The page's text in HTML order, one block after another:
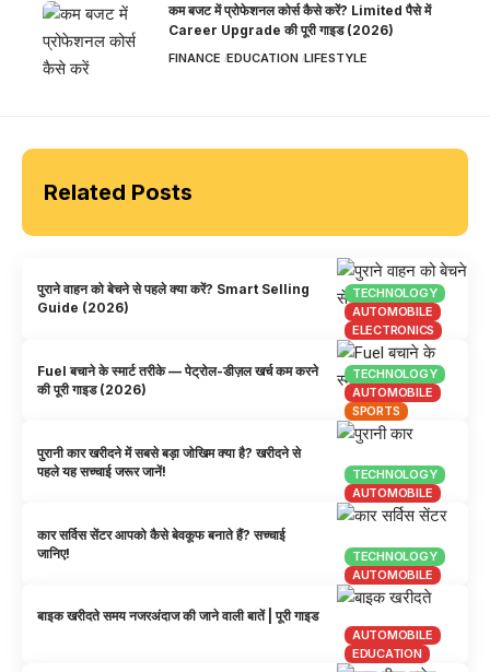
कम बजट में प्रोफेशनल कोर्स कैसे करें? Limited पैसे में
Career Upgrade की पूरी गाइड (2026)
FINANCE EDUCATION LIFESTYLE
Related Posts
TECHNOLOGY
AUTOMOBILE
ELECTRONICS
पुराने वाहन को बेचने से पहले क्या करें? Smart Selling
Guide (2026)
TECHNOLOGY
AUTOMOBILE
SPORTS
Fuel बचाने के स्मार्ट तरीके — पेट्रोल-डीज़ल खर्च कम करने
की पूरी गाइड (2026)
TECHNOLOGY
AUTOMOBILE
पुरानी कार खरीदने में सबसे बड़ा जोखिम क्या है? खरीदने से
पहले यह सच्चाई जरूर जानें!
TECHNOLOGY
AUTOMOBILE
कार सर्विस सेंटर आपको कैसे बेवकूफ बनाते हैं? सच्चाई
जानिए!
AUTOMOBILE
EDUCATION
बाइक खरीदते समय नजरअंदाज की जाने वाली बातें | पूरी गाइड